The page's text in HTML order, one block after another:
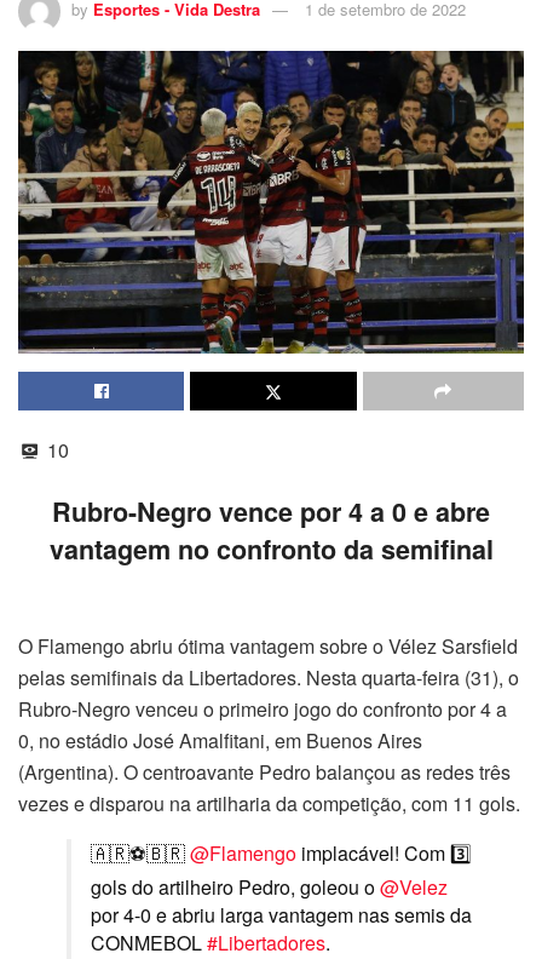
by Esportes - Vida Destra 1 de setembro de 2022
10
Rubro-Negro vence por 4 a 0 e abre
vantagem no confronto da semifinal
O Flamengo abriu ótima vantagem sobre o Vélez Sarsfield
pelas semifinais da Libertadores. Nesta quarta-feira (31), o
Rubro-Negro venceu o primeiro jogo do confronto por 4 a
0, no estádio José Amalfitani, em Buenos Aires
(Argentina). O centroavante Pedro balançou as redes três
vezes e disparou na artilharia da competição, com 11 gols.
🇦🇷⚽🇧🇷@Flamengo implacável! Com 3️⃣
gols do artilheiro Pedro, goleou o@Velez
por 4-0 e abriu larga vantagem nas semis da
CONMEBOL#Libertadores.